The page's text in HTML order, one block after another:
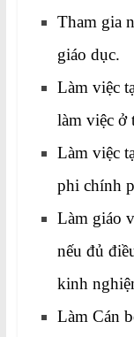
Tham gia
giáo dục.
Làm việc
làm việc ở
Làm việc
phi chính
Làm giáo
nếu đủ
kinh
Làm Cán